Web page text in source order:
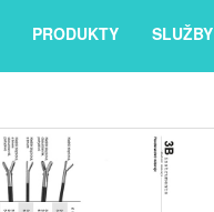
PRODUKTY SLUŽBY